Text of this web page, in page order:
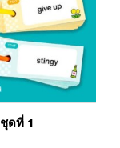
ดที่ 1